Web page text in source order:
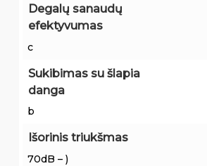
Degalų sanaudų
efektyvumas
c
Sukibimas su šlapia
danga
b
Išorinis triukšmas
70dB – )